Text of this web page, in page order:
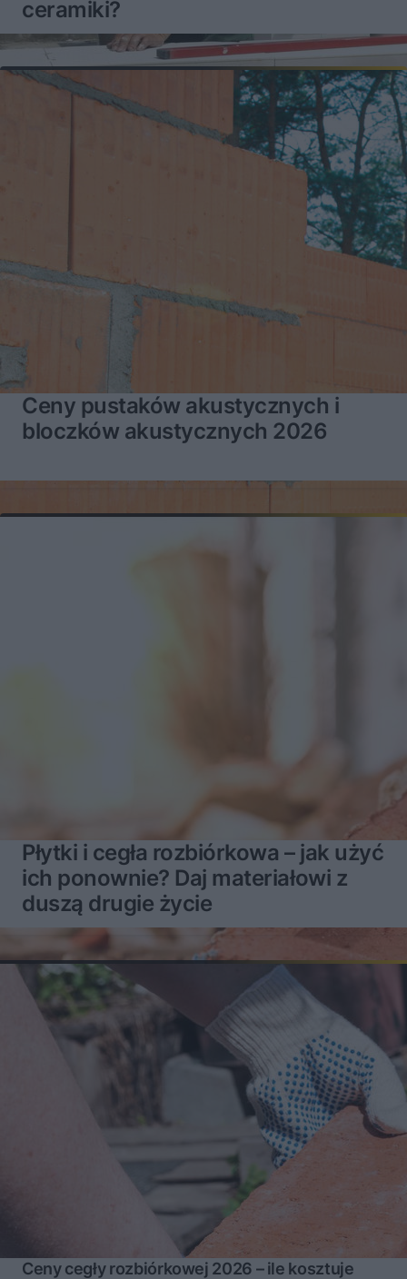
ceramiki?
Ceny pustaków akustycznych i
bloczków akustycznych 2026
Płytki i cegła rozbiórkowa – jak użyć
ich ponownie? Daj materiałowi z
duszą drugie życie
Ceny cegły rozbiórkowej 2026 – ile kosztuje